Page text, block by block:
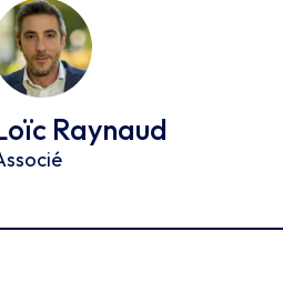
Raynaud